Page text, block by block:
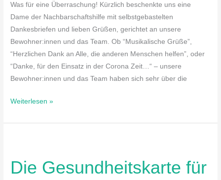
Was für eine Überraschung! Kürzlich beschenkte uns eine
Dame der Nachbarschaftshilfe mit selbstgebastelten
Dankesbriefen und lieben Grüßen, gerichtet an unsere
Bewohner:innen und das Team. Ob “Musikalische Grüße”,
“Herzlichen Dank an Alle, die anderen Menschen helfen”, oder
“Danke, für den Einsatz in der Corona Zeit…“ – unsere
Bewohner:innen und das Team haben sich sehr über die
Weiterlesen »
Die Gesundheitskarte für
für